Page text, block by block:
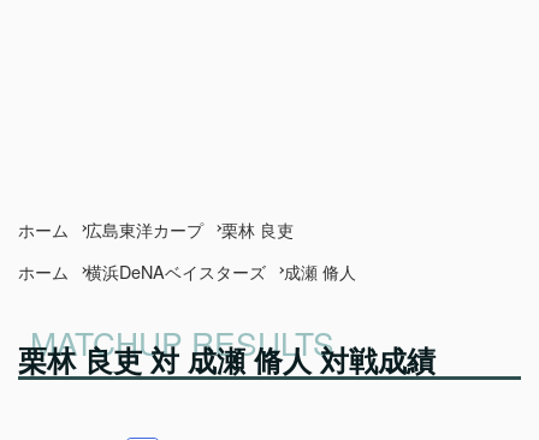
ホーム 広島東洋カープ
栗林 良吏
ホーム
横浜DeNAベイスターズ 成瀬 脩人
栗林 良吏 対 成瀬 脩人 対戦成績